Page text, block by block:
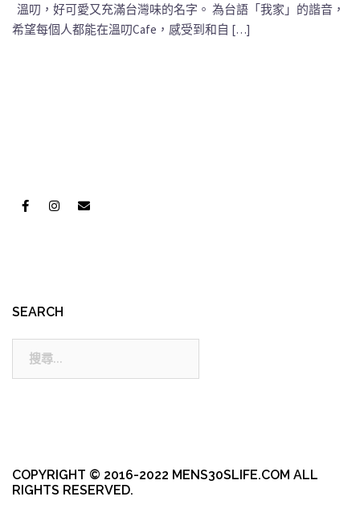
溫叨，好可愛又充滿台灣味的名字。 為台語「我家」的諧音，
希望每個人都能在溫叨Cafe，感受到和自 […]
SEARCH
COPYRIGHT © 2016-2022 MENS30SLIFE.COM ALL
RIGHTS RESERVED.